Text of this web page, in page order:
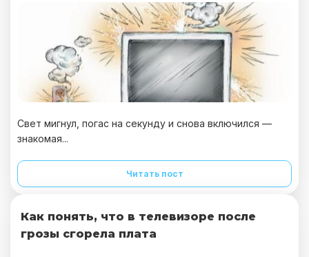
Свет мигнул, погас на секунду и снова включился —
знакомая...
Читать пост
Как понять, что в телевизоре после
грозы сгорела плата